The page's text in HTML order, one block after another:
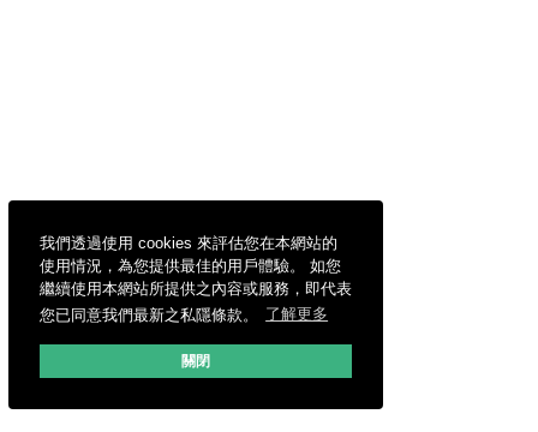
我們透過使用 cookies 來評估您在本網站的
使用情況，為您提供最佳的用戶體驗。 如您
繼續使用本網站所提供之內容或服務，即代表
您已同意我們最新之私隱條款。
了解更多
關閉